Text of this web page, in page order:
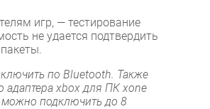
игр, — тестирование
не удается подтвердить
по Bluetooth. Также
адаптера xbox для ПК xone
можно подключить до 8